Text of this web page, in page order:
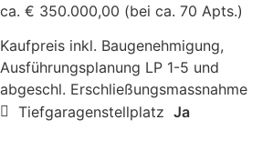
ca. € 350.000,00 (bei ca. 70 Apts.)
Kaufpreis inkl. Baugenehmigung,
Ausführungsplanung LP 1-5 und
abgeschl. Erschließungsmassnahme
Tiefgaragenstellplatz Ja